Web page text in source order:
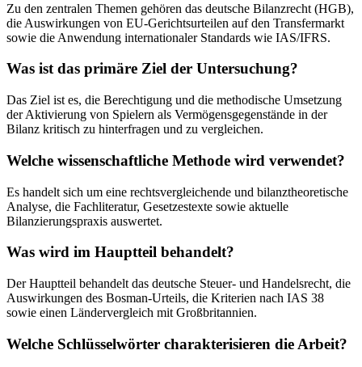
Zu den zentralen Themen gehören das deutsche Bilanzrecht (HGB),
die Auswirkungen von EU-Gerichtsurteilen auf den Transfermarkt
sowie die Anwendung internationaler Standards wie IAS/IFRS.
Was ist das primäre Ziel der Untersuchung?
Das Ziel ist es, die Berechtigung und die methodische Umsetzung
der Aktivierung von Spielern als Vermögensgegenstände in der
Bilanz kritisch zu hinterfragen und zu vergleichen.
Welche wissenschaftliche Methode wird verwendet?
Es handelt sich um eine rechtsvergleichende und bilanztheoretische
Analyse, die Fachliteratur, Gesetzestexte sowie aktuelle
Bilanzierungspraxis auswertet.
Was wird im Hauptteil behandelt?
Der Hauptteil behandelt das deutsche Steuer- und Handelsrecht, die
Auswirkungen des Bosman-Urteils, die Kriterien nach IAS 38
sowie einen Ländervergleich mit Großbritannien.
Welche Schlüsselwörter charakterisieren die Arbeit?